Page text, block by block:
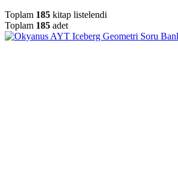
Toplam 185 kitap listelendi
Toplam 185 adet